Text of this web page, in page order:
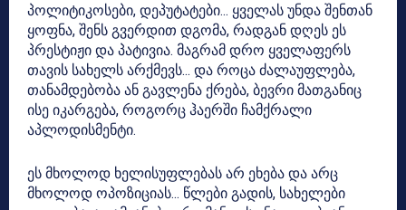
პოლიტიკოსები, დეპუტატები… ყველას უნდა შენთან
ყოფნა, შენს გვერდით დგომა, რადგან დღეს ეს
პრესტიჟი და პატივია. მაგრამ დრო ყველაფერს
თავის სახელს არქმევს… და როცა ძალაუფლება,
თანამდებობა ან გავლენა ქრება, ბევრი მათგანიც
ისე იკარგება, როგორც ჰაერში ჩამქრალი
აპლოდისმენტი.
ეს მხოლოდ ხელისუფლებას არ ეხება და არც
მხოლოდ ოპოზიციას… წლები გადის, სახელები